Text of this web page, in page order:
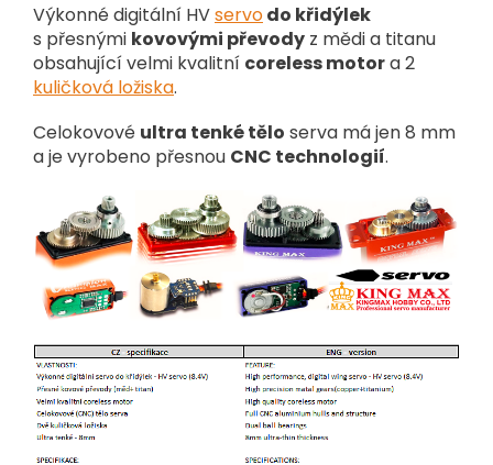
Výkonné digitální HVservodo křidýlek
s přesnými kovovými převody z mědi a titanu
obsahující velmi kvalitní coreless motora 2
kuličková ložiska.
Celokovové ultra tenké tělo serva má jen 8 mm
a je vyrobeno přesnou CNC technologií.